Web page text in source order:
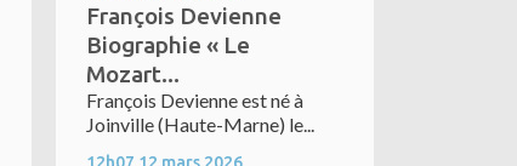
François Devienne
Biographie « Le
Mozart...
François Devienne est né à
Joinville (Haute-Marne) le...
12h07 12 mars 2026